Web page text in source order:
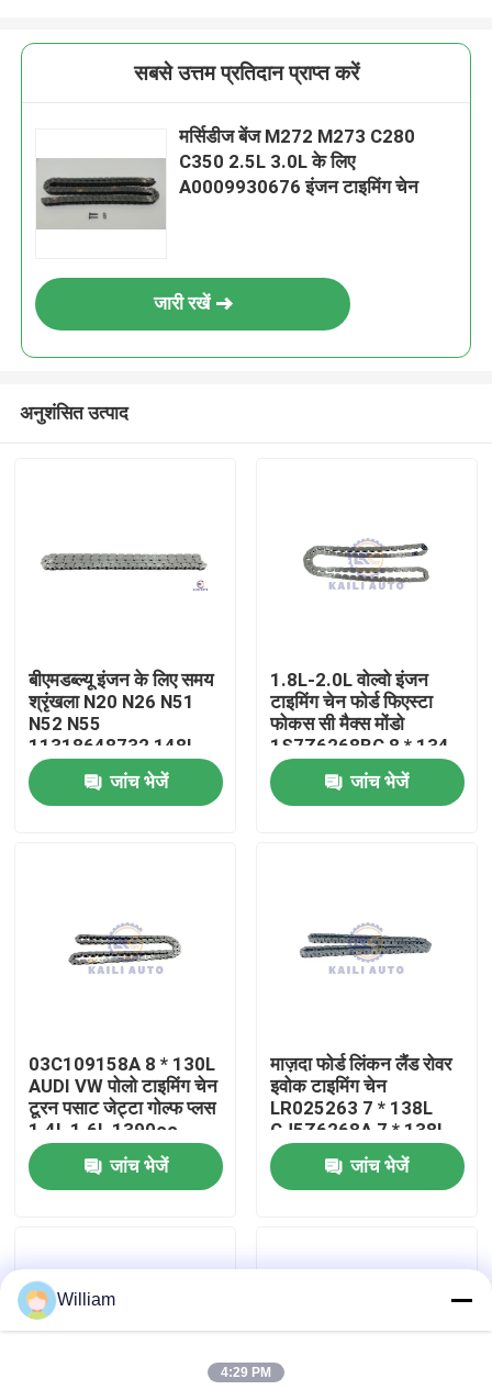
घर
हमारे बारे में
गुणवत्ता नियंत्रण
हमसे संपर्क करें
बोली मांगें
सबसे उत्तम प्रतिदान प्राप्त करें
मर्सिडीज बेंज M272 M273 C280
C350 2.5L 3.0L के लिए
A0009930676 इंजन टाइमिंग चेन
जारी रखें
अनुशंसित उत्पाद
बीएमडब्ल्यू इंजन के लिए समय
श्रृंखला N20 N26 N51
N52 N55
11318648732 148L
जांच भेजें
1.8L-2.0L वोल्वो इंजन
टाइमिंग चेन फोर्ड फिएस्टा
फोकस सी मैक्स मोंडो
1S7Z6268BC 8 * 134
जांच भेजें
03C109158A 8 * 130L
AUDI VW पोलो टाइमिंग चेन
टूरन पसाट जेट्टा गोल्फ प्लस
1.4L 1.6L 1390cc
जांच भेजें
माज़दा फोर्ड लिंकन लैंड रोवर
इवोक टाइमिंग चेन
LR025263 7 * 138L
CJ5Z6268A 7 * 138L
जांच भेजें
William
4:29 PM